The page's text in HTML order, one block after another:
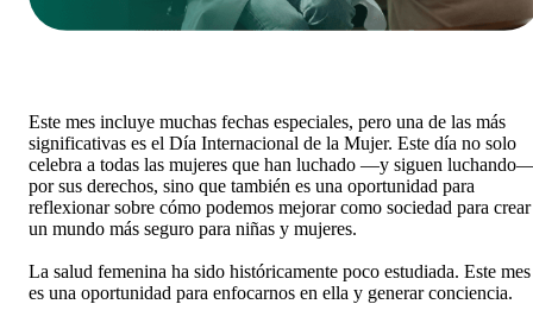
Este mes incluye muchas fechas especiales, pero una de las más
significativas es el Día Internacional de la Mujer. Este día no solo
celebra a todas las mujeres que han luchado —y siguen
por sus derechos, sino que también es una oportunidad para
reflexionar sobre cómo podemos mejorar como sociedad para crear
un mundo más seguro para niñas y mujeres.
La salud femenina ha sido históricamente poco estudiada. Este mes
es una oportunidad para enfocarnos en ella y generar conciencia.